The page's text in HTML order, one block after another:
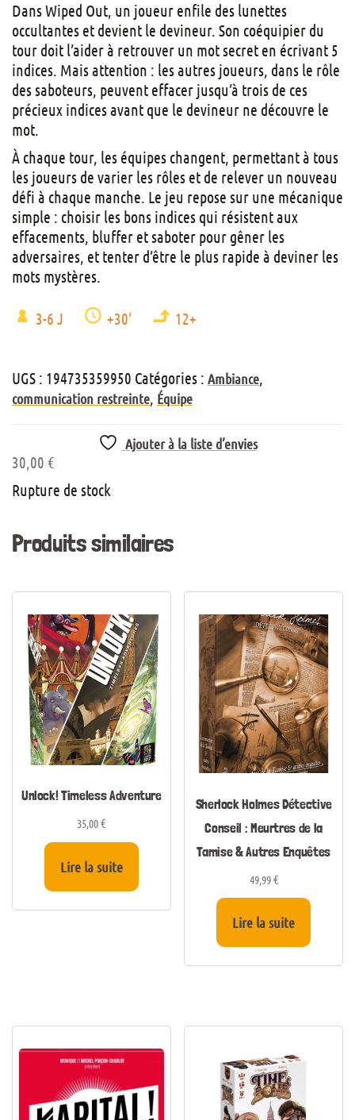
DansWiped Out, un joueur enfile des lunettes
occultantes et devient le devineur. Son coéquipier du
tour doit l’aider à retrouver un mot secret en écrivant 5
indices. Mais attention : les autres joueurs, dans le rôle
des saboteurs, peuvent effacer jusqu’à trois de ces
précieux indices avant que le devineur ne découvre le
mot.
À chaque tour, les équipes changent, permettant à tous
les joueurs de varier les rôles et de relever un nouveau
défi à chaque manche. Le jeu repose sur une mécanique
simple : choisir les bons indices qui résistent aux
effacements, bluffer et saboter pour gêner les
adversaires, et tenter d’être le plus rapide à deviner les
mots mystères.
3-6 J +30' 12+
UGS : 194735359950 Catégories : Ambiance,
communication restreinte, Équipe
Ajouter à la liste d’envies
30,00 €
Rupture de stock
Produits similaires
Unlock! Timeless Adventure
35,00€
Lire la suite
Sherlock Holmes Détective
Conseil : Meurtres de la
Tamise & Autres Enquêtes
49,99€
Lire la suite